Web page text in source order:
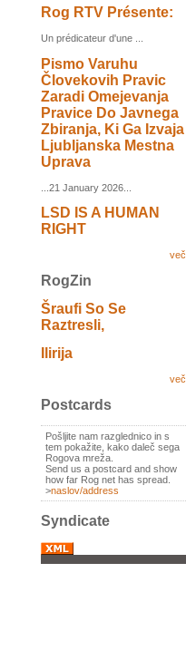
Rog RTV Présente:
Un prédicateur d'une ...
Pismo Varuhu
Človekovih Pravic
Zaradi Omejevanja
Pravice Do Javnega
Zbiranja, Ki Ga Izvaja
Ljubljanska Mestna
Uprava
...21 January 2026...
LSD IS A HUMAN
RIGHT
več
RogZin
Šraufi So Se
Raztresli,
Ilirija
več
Postcards
Pošljite nam razglednico in s
tem pokažite, kako daleč sega
Rogova mreža.
Send us a postcard and show
how far Rog net has spread.
>naslov/address
Syndicate